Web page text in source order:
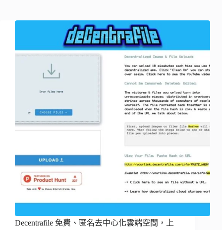
Decentrafile 免費、匿名去中心化雲端空間，上